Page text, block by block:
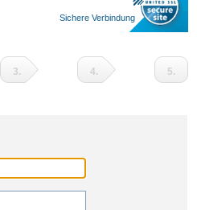
Sichere Verbindung
3. 4. 5.